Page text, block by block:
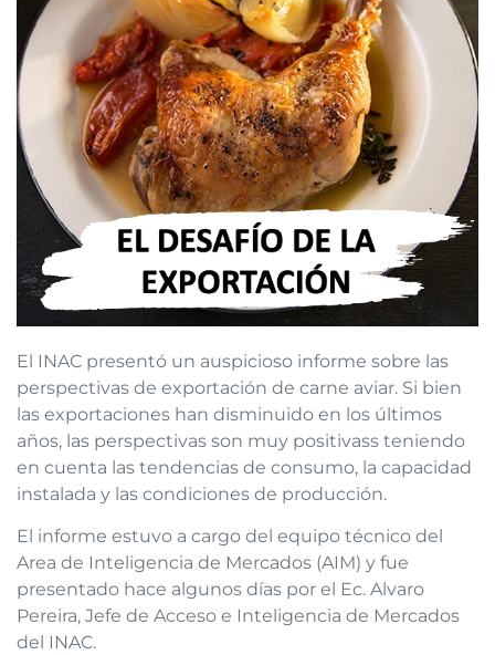
El INAC presentó un auspicioso informe sobre las
perspectivas de exportación de carne aviar. Si bien
las exportaciones han disminuido en los últimos
años, las perspectivas son muy positivass teniendo
en cuenta las tendencias de consumo, la capacidad
instalada y las condiciones de producción.
El informe estuvo a cargo del equipo técnico del
Area de Inteligencia de Mercados (AIM) y fue
presentado hace algunos días por el Ec. Alvaro
Pereira, Jefe de Acceso e Inteligencia de Mercados
del INAC.